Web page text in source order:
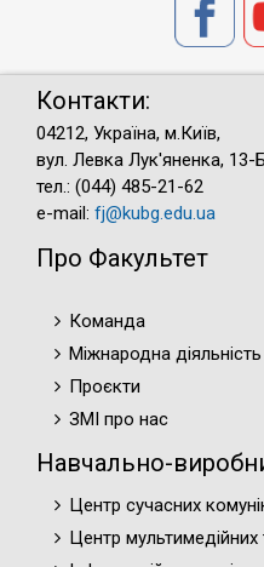
Контакти:
04212, Україна, м.Київ,
вул. Левка Лук'яненка, 13-
тел.: (044) 485-21-62
e-mail: fj@kubg.edu.ua
Про Факультет
Команда
Міжнародна діяльність
Проєкти
ЗМІ про нас
Навчально-
Центр сучасних
Центр мультимедійних